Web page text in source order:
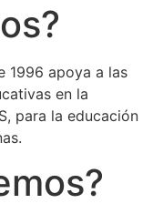
1996 apoya a las
en la
para la educación